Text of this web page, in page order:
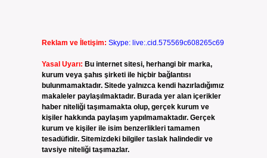
Reklam ve İletişim: Skype: live:.cid.575569c608265c69
Yasal Uyarı: Bu internet sitesi, herhangi bir marka,
kurum veya şahıs şirketi ile hiçbir bağlantısı
bulunmamaktadır. Sitede yalnızca kendi hazırladığımız
makaleler paylaşılmaktadır. Burada yer alan içerikler
haber niteliği taşımamakta olup, gerçek kurum ve
kişiler hakkında paylaşım yapılmamaktadır. Gerçek
kurum ve kişiler ile isim benzerlikleri tamamen
tesadüfidir. Sitemizdeki bilgiler taslak halindedir ve
tavsiye niteliği taşımazlar.